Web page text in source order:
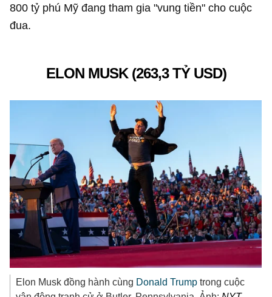
800 tỷ phú Mỹ đang tham gia "vung tiền" cho cuộc
đua.
ELON MUSK (263,3 TỶ USD)
Elon Musk đồng hành cùng Donald Trump trong cuộc